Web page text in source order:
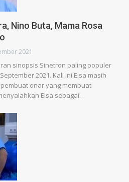
Nino Buta, Mama Rosa
2021
sinopsis Sinetron paling populer
2021. Kali ini Elsa masih
onar yang membuat
Elsa sebagai…